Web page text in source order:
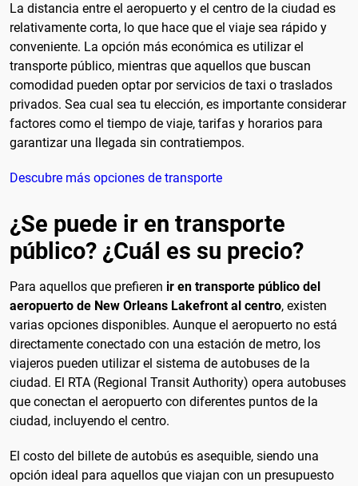
La distancia entre el aeropuerto y el centro de la ciudad es
relativamente corta, lo que hace que el viaje sea rápido y
conveniente. La opción más económica es utilizar el
transporte público, mientras que aquellos que buscan
comodidad pueden optar por servicios de taxi o traslados
privados. Sea cual sea tu elección, es importante considerar
factores como el tiempo de viaje, tarifas y horarios para
garantizar una llegada sin contratiempos.
Descubre más opciones de transporte
¿Se puede ir en transporte
público? ¿Cuál es su precio?
Para aquellos que prefieren ir en transporte público del
aeropuerto de New Orleans Lakefront al centro, existen
varias opciones disponibles. Aunque el aeropuerto no está
directamente conectado con una estación de metro, los
viajeros pueden utilizar el sistema de autobuses de la
ciudad. El RTA (Regional Transit Authority) opera autobuses
que conectan el aeropuerto con diferentes puntos de la
ciudad, incluyendo el centro.
El costo del billete de autobús es asequible, siendo una
opción ideal para aquellos que viajan con un presupuesto